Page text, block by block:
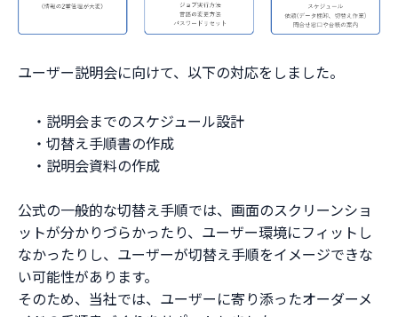
ユーザー説明会に向けて、以下の対応をしました。
・説明会までのスケジュール設計
・切替え手順書の作成
・説明会資料の作成
公式の一般的な切替え手順では、画面のスクリーンショ
ットが分かりづらかったり、ユーザー環境にフィットし
なかったりし、ユーザーが切替え手順をイメージできな
い可能性があります。
そのため、当社では、ユーザーに寄り添ったオーダーメ